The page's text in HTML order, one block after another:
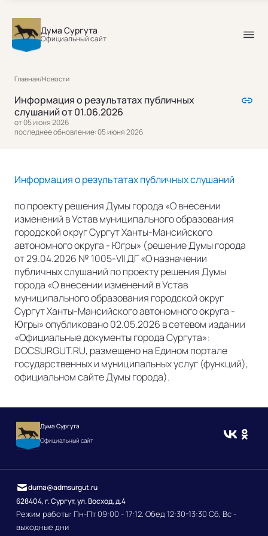
Дума Сургута
Официальный сайт
Главная/Новости
Информация о результатах публичных
слушаний от 01.06.2026
от 05 июня 2026
последнее обновление: 05 июня 2026
Информация о результатах публичных слушаний
по проекту решения Думы города «О внесении
изменений в Устав муниципального образования
городской округ Сургут Ханты-Мансийского
автономного округа - Югры» (решение Думы города
от 29.04.2026 № 1005-VII ДГ «О назначении
публичных слушаний по проекту решения Думы
города «О внесении изменений в Устав
муниципального образования городской округ
Сургут Ханты-Мансийского автономного округа -
Югры» опубликовано 02.05.2026 в сетевом издании
«Официальные документы города Сургута»:
DOCSURGUT.RU, размещено на Едином портале
государственных и муниципальных услуг (функций),
официальном сайте Думы города).
Дума Сургута
Официальный сайт
628404, г. Сургут, ул. Восход, д.4
Режим работы: Пн-Пт 09:00 - 17:12. Обед 12:30-13:30 Сб, Вс -
выходные дни
duma@admsurgut.ru